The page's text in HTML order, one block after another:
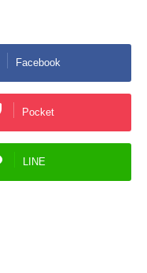
Facebook
Pocket
LINE